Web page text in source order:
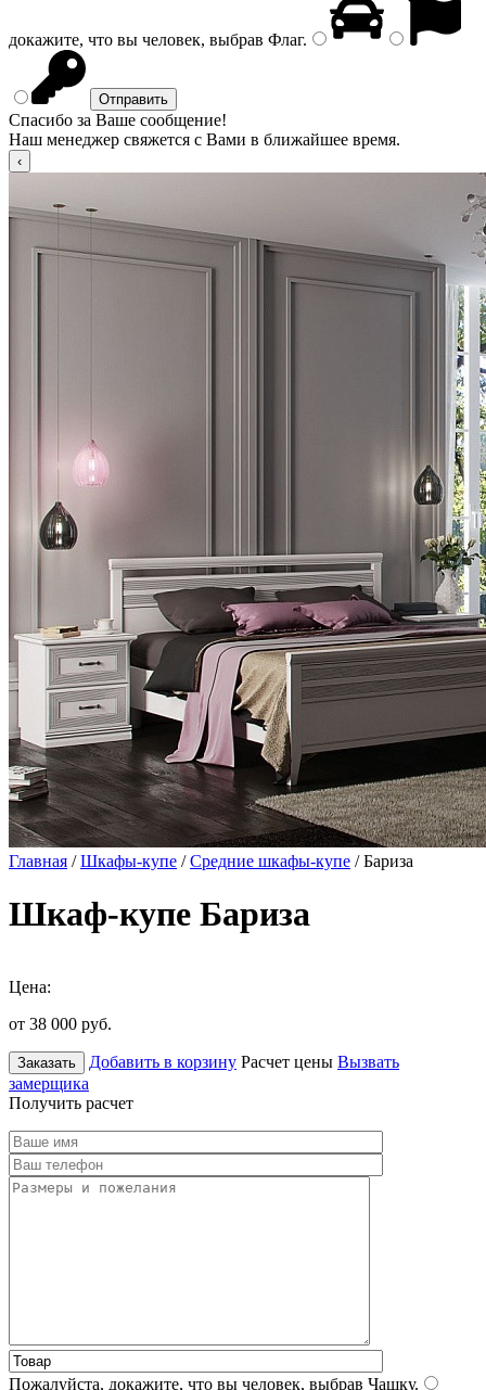
докажите, что вы человек, выбрав Флаг.
Спасибо за Ваше сообщение!
Наш менеджер свяжется с Вами в ближайшее время.
Главная /Шкафы-купе /Средние шкафы-купе / Бариза
Шкаф-купе Бариза
Цена:
от 38 000 руб.
Заказать Добавить в корзину Расчет цены Вызвать
замерщика
Получить расчет
Пожалуйста, докажите, что вы человек, выбрав Чашку.